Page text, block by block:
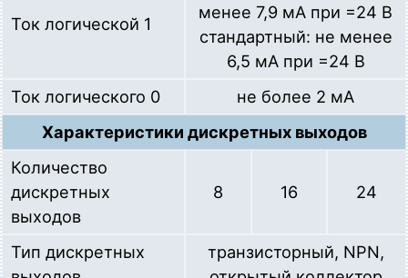
Ток логической 1
менее 7,9 мА при =24 В
стандартный: не менее
6,5 мА при =24 В
Ток логического 0
не более 2 мА
Характеристики дискретных выходов
Количество
дискретных
выходов
8 16 24
Тип дискретных
транзисторный, NPN,